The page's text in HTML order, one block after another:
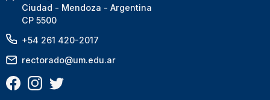
Ciudad - Mendoza - Argentina
CP 5500
+54 261 420-2017
rectorado@um.edu.ar